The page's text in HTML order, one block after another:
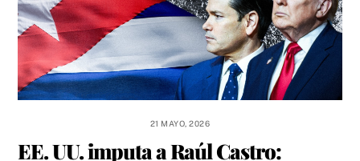
21 MAYO, 2026
EE. UU. imputa a Raúl Castro: